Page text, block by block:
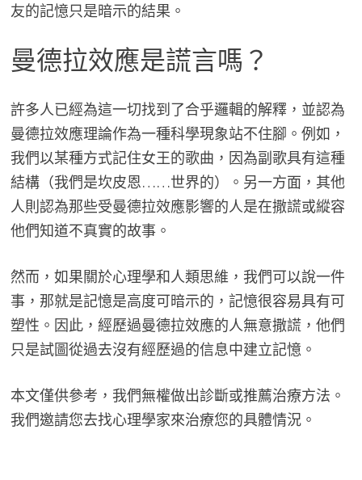
友的記憶只是暗示的結果。
曼德拉效應是謊言嗎？
許多人已經為這一切找到了合乎邏輯的解釋，並認為
曼德拉效應理論作為一種科學現象站不住腳。例如，
我們以某種方式記住女王的歌曲，因為副歌具有這種
結構（我們是坎皮恩……世界的）。另一方面，其他
人則認為那些受曼德拉效應影響的人是在撒謊或縱容
他們知道不真實的故事。
然而，如果關於心理學和人類思維，我們可以說一件
事，那就是記憶是高度可暗示的，記憶很容易具有可
塑性。因此，經歷過曼德拉效應的人無意撒謊，他們
只是試圖從過去沒有經歷過的信息中建立記憶。
本文僅供參考，我們無權做出診斷或推薦治療方法。
我們邀請您去找心理學家來治療您的具體情況。